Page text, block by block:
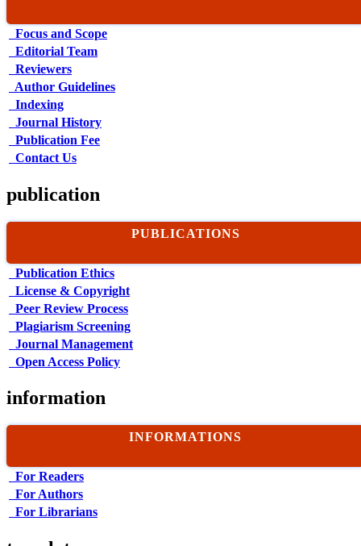
Focus and Scope
Editorial Team
Reviewers
Author Guidelines
Indexing
Journal History
Publication Fee
Contact Us
publication
PUBLICATIONS
Publication Ethics
License & Copyright
Peer Review Process
Plagiarism Screening
Journal Management
Open Access Policy
information
INFORMATIONS
For Readers
For Authors
For Librarians